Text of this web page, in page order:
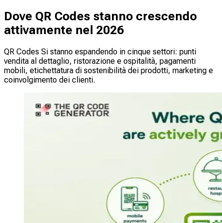
Dove QR Codes stanno crescendo
attivamente nel 2026
QR Codes Si stanno espandendo in cinque settori: punti
vendita al dettaglio, ristorazione e ospitalità, pagamenti
mobili, etichettatura di sostenibilità dei prodotti, marketing e
coinvolgimento dei clienti.